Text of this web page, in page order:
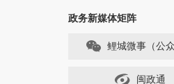
政务新媒体矩阵
鲤城微事（公众
闽政通